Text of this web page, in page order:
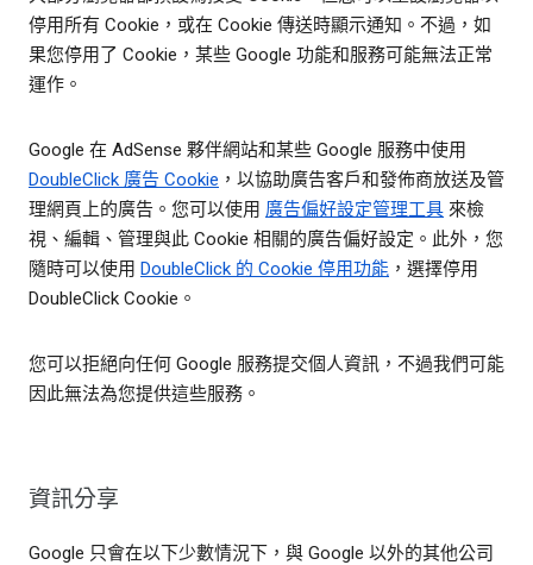
停用所有 Cookie，或在 Cookie 傳送時顯示通知。不過，如
果您停用了 Cookie，某些 Google 功能和服務可能無法正常
運作。
Google 在 AdSense 夥伴網站和某些 Google 服務中使用
DoubleClick 廣告 Cookie ，以協助廣告客戶和發佈商放送及管
理網頁上的廣告。您可以使用 廣告偏好設定管理工具 來檢
視、編輯、管理與此 Cookie 相關的廣告偏好設定。此外，您
隨時可以使用 DoubleClick 的 Cookie 停用功能 ，選擇停用
DoubleClick Cookie。
您可以拒絕向任何 Google 服務提交個人資訊，不過我們可能
因此無法為您提供這些服務。
資訊分享
Google 只會在以下少數情況下，與 Google 以外的其他公司